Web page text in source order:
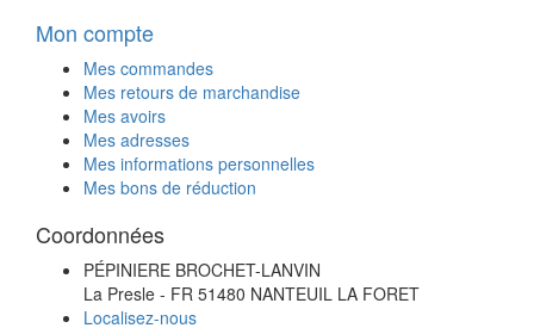
Mon compte
Mes commandes
Mes retours de marchandise
Mes avoirs
Mes adresses
Mes informations personnelles
Mes bons de réduction
Coordonnées
PÉPINIERE BROCHET-LANVIN
La Presle - FR 51480 NANTEUIL LA FORET
Localisez-nous